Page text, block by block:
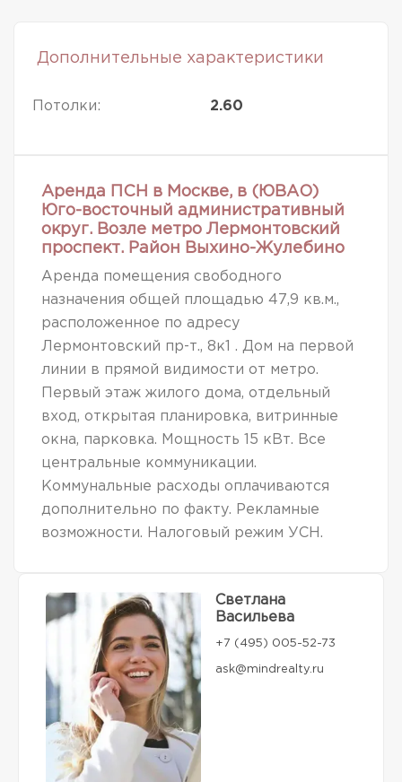
Дополнительные характеристики
Потолки: 2.60
Аренда ПСН в Москве, в (ЮВАО)
Юго-восточный административный
округ. Возле метро Лермонтовский
проспект. Район Выхино-Жулебино
Аренда помещения свободного
назначения общей площадью 47,9 кв.м.,
расположенное по адресу
Лермонтовский пр-т., 8к1 . Дом на первой
линии в прямой видимости от метро.
Первый этаж жилого дома, отдельный
вход, открытая планировка, витринные
окна, парковка. Мощность 15 кВт. Все
центральные коммуникации.
Коммунальные расходы оплачиваются
дополнительно по факту. Рекламные
возможности. Налоговый режим УСН.
Светлана
Васильева
+7 (495) 005-52-73
ask@mindrealty.ru